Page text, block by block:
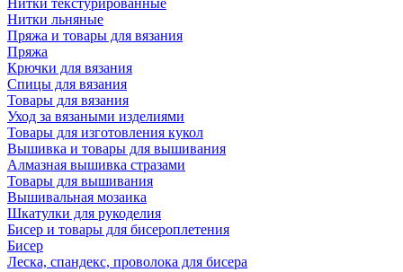
Нитки текстурированные
Нитки льняные
Пряжа и товары для вязания
Пряжа
Крючки для вязания
Спицы для вязания
Товары для вязания
Уход за вязаными изделиями
Товары для изготовления кукол
Вышивка и товары для вышивания
Алмазная вышивка стразами
Товары для вышивания
Вышивальная мозаика
Шкатулки для рукоделия
Бисер и товары для бисероплетения
Бисер
Леска, спандекс, проволока для бисера